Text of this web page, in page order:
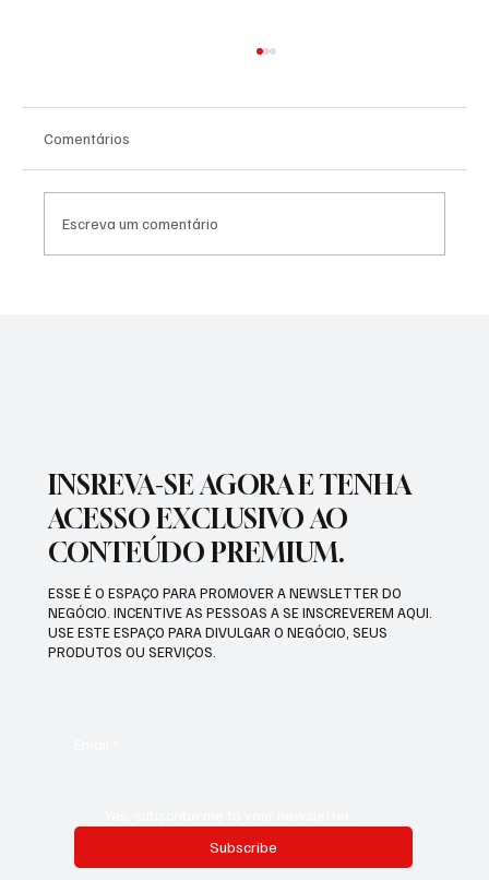
Comentários
Escreva um comentário
INSREVA-SE AGORA E TENHA
ACESSO EXCLUSIVO AO
CONTEÚDO PREMIUM.
ESSE É O ESPAÇO PARA PROMOVER A NEWSLETTER DO
NEGÓCIO. INCENTIVE AS PESSOAS A SE INSCREVEREM AQUI.
USE ESTE ESPAÇO PARA DIVULGAR O NEGÓCIO, SEUS
PRODUTOS OU SERVIÇOS.
Subscribe